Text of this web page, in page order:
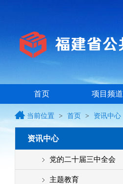
首页 项目频道
当前位置 > 首页 > 资讯中心
资讯中心
党的二十届三中全会
主题教育